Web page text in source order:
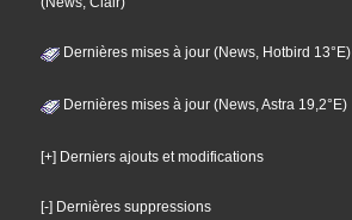
Dernières mises à jour (News, Hotbird 13°E)
Dernières mises à jour (News, Astra 19,2°E)
[+] Derniers ajouts et modifications
[-] Dernières suppressions